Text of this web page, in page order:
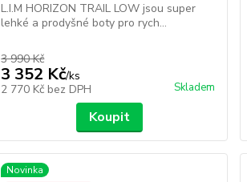
L.I.M HORIZON TRAIL LOW jsou super
lehké a prodyšné boty pro rych...
3 990 Kč
3 352 Kč/ks
2 770 Kč bez DPH Skladem
Koupit
Novinka